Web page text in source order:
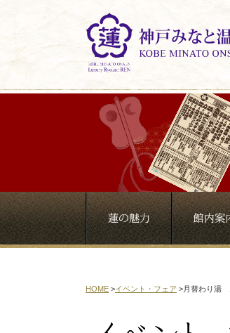
HOME >イベント・フェア >月替わり湯